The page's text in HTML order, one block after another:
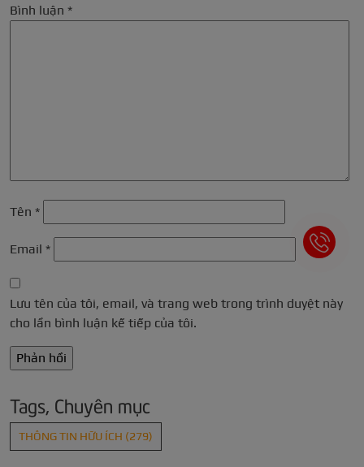
Bình luận *
Tên *
Email *
Lưu tên của tôi, email, và trang web trong trình duyệt này
cho lần bình luận kế tiếp của tôi.
Tags, Chuyên mục
THÔNG TIN HỮU ÍCH (279)